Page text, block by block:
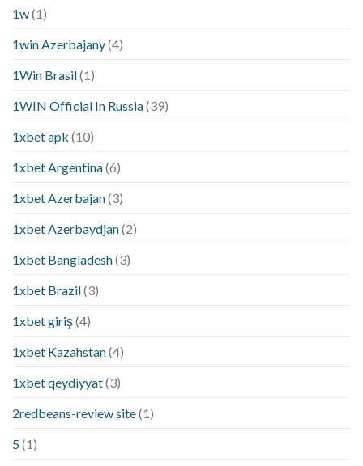
1w(1)
1win Azerbajany(4)
1Win Brasil(1)
1WIN Official In Russia(39)
1xbet apk (10)
1xbet Argentina(6)
1xbet Azerbajan(3)
1xbet Azerbaydjan(2)
1xbet Bangladesh(3)
1xbet Brazil(3)
1xbet giriş(4)
1xbet Kazahstan(4)
1xbet qeydiyyat(3)
2redbeans-review site(1)
5(1)